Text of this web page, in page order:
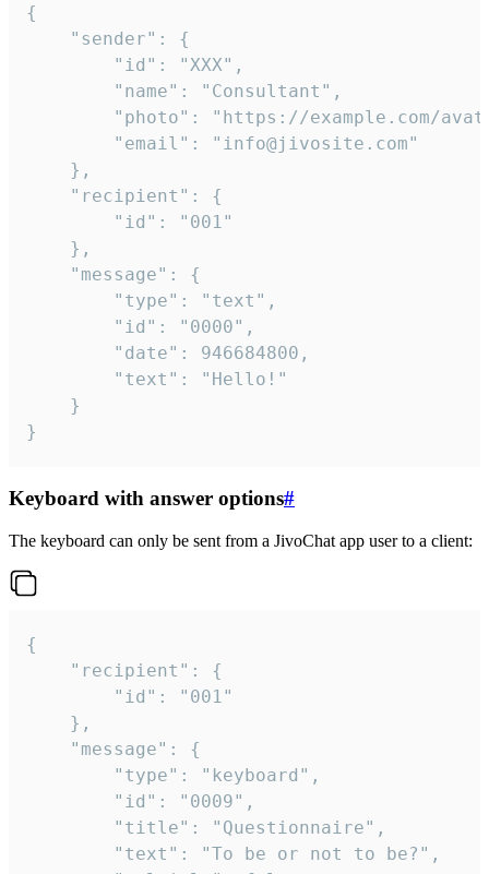
{
}
Keyboard with answer options#
The keyboard can only be sent from a JivoChat app user to a client:
{